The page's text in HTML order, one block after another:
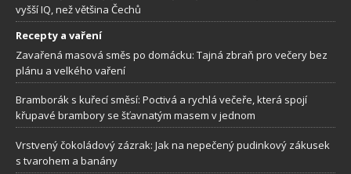
vyšší IQ, než většina Čechů
Recepty a vaření
Zavařená masová směs po domácku: Tajná zbraň pro večery bez
plánu a velkého vaření
Bramborák s kuřecí směsí: Poctivá a rychlá večeře, která spojí
křupavé brambory se šťavnatým masem v jednom
Vrstvený čokoládový zázrak: Jak na nepečený pudinkový zákusek
s tvarohem a banány